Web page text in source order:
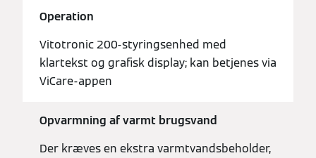
Operation
Vitotronic 200-styringsenhed med
klartekst og grafisk display; kan betjenes via
ViCare-appen
Opvarmning af varmt brugsvand
Der kræves en ekstra varmtvandsbeholder,